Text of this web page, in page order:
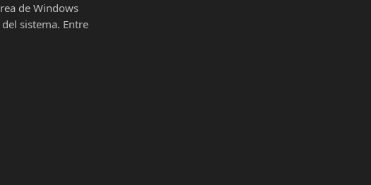
de Windows
sistema. Entre